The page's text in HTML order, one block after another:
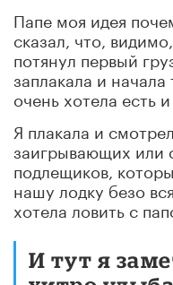
Папе моя идея
сказал, что,
потянул первый
заплакала и
очень хотела есть
Я плакала и
заигрывающих или
подлещиков,
нашу лодку безо
хотела ловить с
И тут я